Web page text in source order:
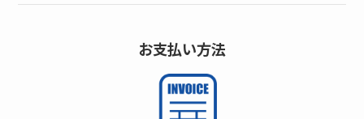
お支払い方法